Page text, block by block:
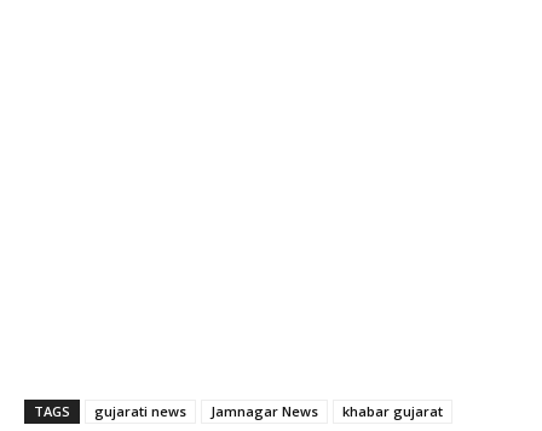
TAGS gujarati news Jamnagar News khabar gujarat